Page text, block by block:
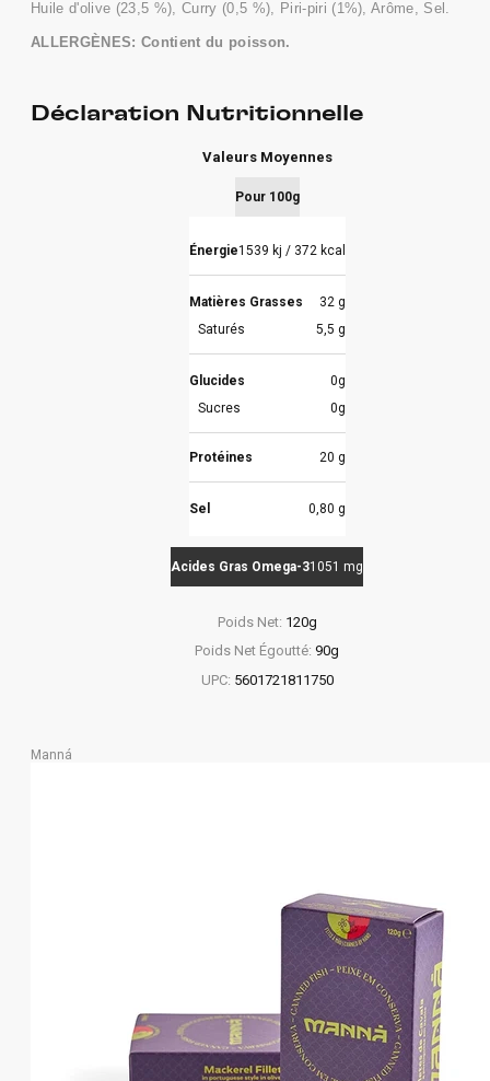
Huile d'olive (23,5 %), Curry (0,5 %), Piri-piri (1%), Arôme, Sel.
ALLERGÈNES: Contient du poisson.
Déclaration Nutritionnelle
Valeurs Moyennes
Pour 100g
Énergie1539 kj / 372 kcal
Matières Grasses
32 g
Saturés
5,5 g
Glucides
0g
Sucres
0g
Protéines 20 g
Sel 0,80 g
Acides Gras Omega-31051 mg
Poids Net: 120g
Poids Net Égoutté: 90g
UPC: 5601721811750
Manná